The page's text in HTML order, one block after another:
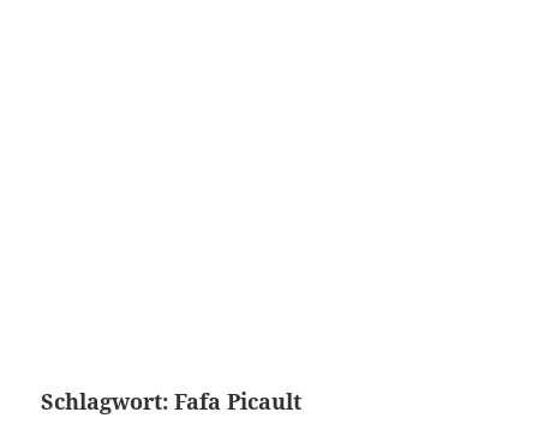
Schlagwort:Fafa Picault